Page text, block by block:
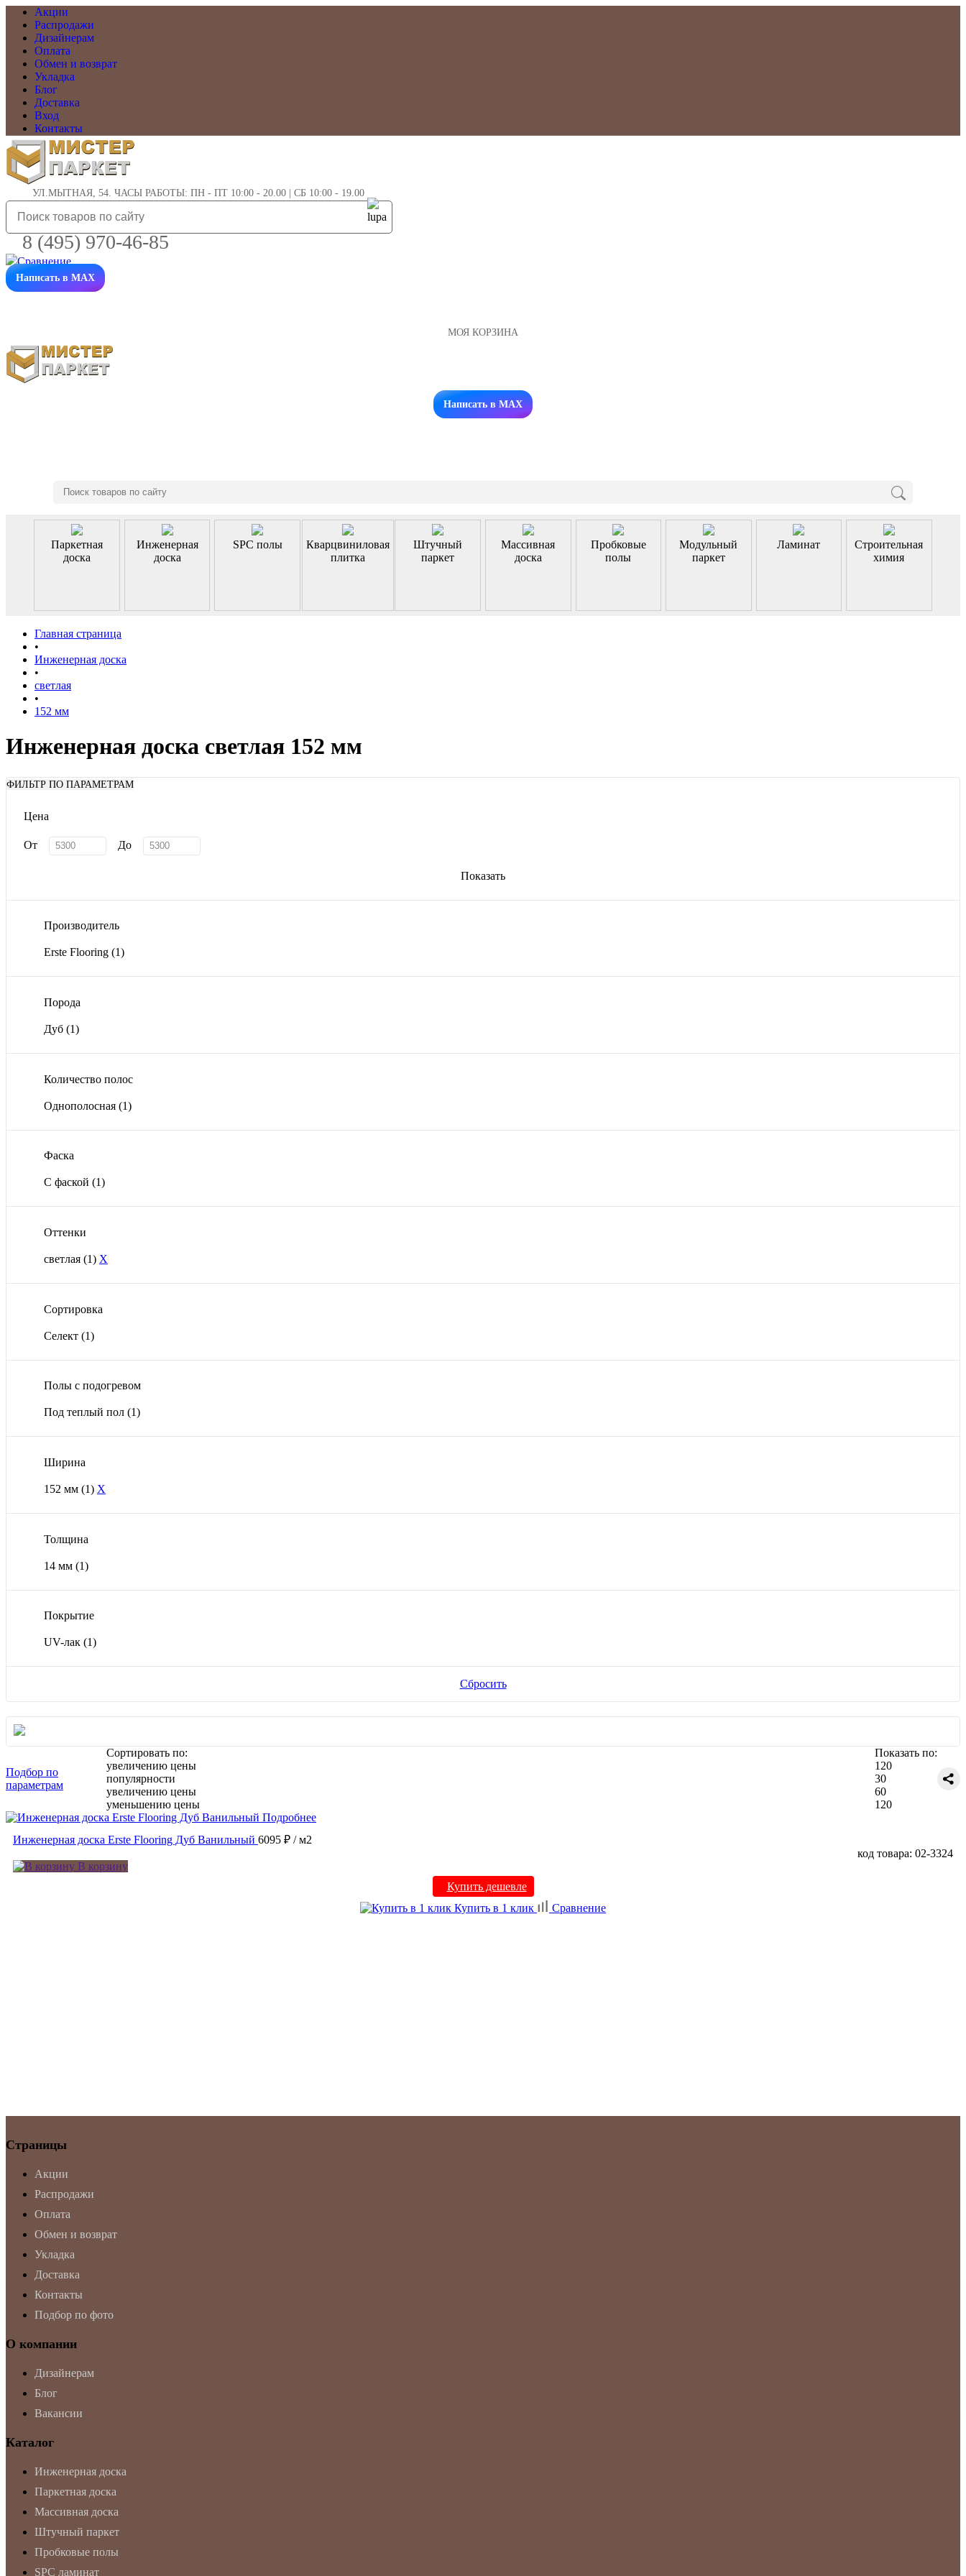
Акции
Распродажи
Дизайнерам
Оплата
Обмен и возврат
Укладка
Блог
Доставка
Вход
Контакты
УЛ.МЫТНАЯ, 54. ЧАСЫ РАБОТЫ: ПН - ПТ 10:00 - 20.00 | СБ 10:00 - 19.00
8 (495) 970-46-85
Написать в MAX
МОЯ КОРЗИНА
Заказать звонок
Написать в MAX
Паркетная
доска
Инженерная
доска
SPC полы
Кварцвиниловая
плитка
Штучный
паркет
Массивная
доска
Пробковые
полы
Модульный
паркет
Ламинат
Строительная
химия
Главная страница
•
Инженерная доска
•
светлая
•
152 мм
Инженерная доска светлая 152 мм
ФИЛЬТР ПО ПАРАМЕТРАМ
Цена
От До
Показать
Производитель
Erste Flooring (1)
Порода
Дуб (1)
Количество полос
Однополосная (1)
Фаска
С фаской (1)
Оттенки
светлая (1) X
Сортировка
Селект (1)
Полы с подогревом
Под теплый пол (1)
Ширина
152 мм (1) X
Толщина
14 мм (1)
Покрытие
UV-лак (1)
Сбросить
Подбор по
параметрам
Сортировать по:
увеличению цены
популярности
увеличению цены
уменьшению цены
Показать по:
120
30
60
120
Подробнее
Инженерная доска Erste Flooring Дуб Ванильный 6095 ₽ / м2
код товара: 02-3324
В корзину
Купить дешевле
Купить в 1 клик
Сравнение
Страницы
Акции
Распродажи
Оплата
Обмен и возврат
Укладка
Доставка
Контакты
Подбор по фото
О компании
Дизайнерам
Блог
Вакансии
Каталог
Инженерная доска
Паркетная доска
Массивная доска
Штучный паркет
Пробковые полы
SPC ламинат